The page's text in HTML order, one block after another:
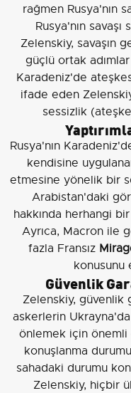
rağmen Rusya'nın
Rusya'nın
Zelenskiy, savaşın
güçlü ortak
Karadeniz'de
ifade eden
sessizlik
Rusya'nın
kendisine
etmesine yönelik bir
Arabistan'daki
hakkında herhangi
Ayrıca, Macron ile
fazla Fransız
konusunu
Güvenlik
Zelenskiy, güvenlik
askerlerin Ukrayna'da
önlemek için
konuşlanma
sahadaki durumu
Zelenskiy, hiçbir